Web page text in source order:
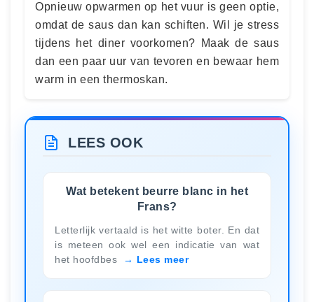
Opnieuw opwarmen op het vuur is geen optie,
omdat de saus dan kan schiften. Wil je stress
tijdens het diner voorkomen? Maak de saus
dan een paar uur van tevoren en bewaar hem
warm in een thermoskan.
LEES OOK
Wat betekent beurre blanc in het
Frans?
Letterlijk vertaald is het witte boter. En dat
is meteen ook wel een indicatie van wat
het hoofdbes
Lees meer